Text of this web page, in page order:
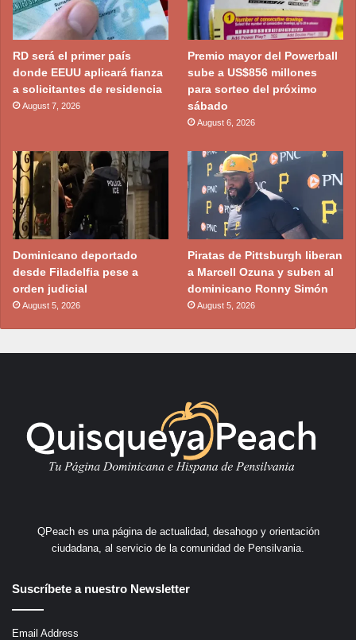
RD será el primer país
donde EEUU aplicará fianza
a solicitantes de residencia
August 7, 2026
Premio mayor del Powerball
sube a US$856 millones
para sorteo del próximo
sábado
August 6, 2026
Dominicano deportado
desde Filadelfia pese a
orden judicial
August 5, 2026
Piratas de Pittsburgh liberan
a Marcell Ozuna y suben al
dominicano Ronny Simón
August 5, 2026
QPeach es una página de actualidad, desahogo y orientación
ciudadana, al servicio de la comunidad de Pensilvania.
Suscríbete a nuestro Newsletter
Email Address